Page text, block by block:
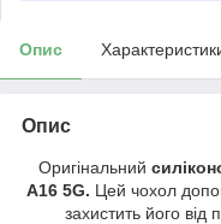
Опис
Опис
Оригінальний
A16 5G. Цей чохол
захистить його від